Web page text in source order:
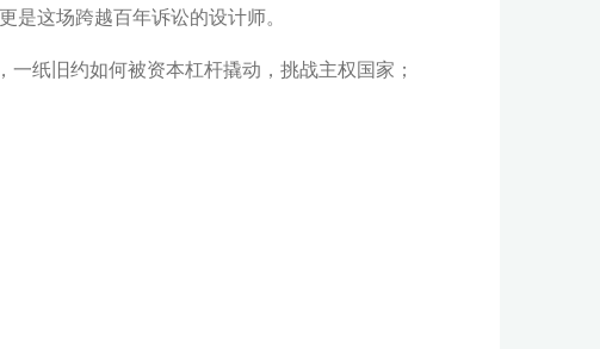
这场跨越百年诉讼的设计师。
纸旧约如何被资本杠杆撬动，挑战主权国家；